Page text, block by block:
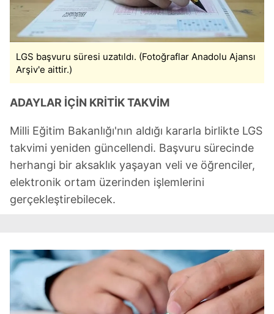
LGS başvuru süresi uzatıldı. (Fotoğraflar Anadolu Ajansı
Arşiv'e aittir.)
ADAYLAR İÇİN KRİTİK TAKVİM
Milli Eğitim Bakanlığı'nın aldığı kararla birlikte LGS
takvimi yeniden güncellendi. Başvuru sürecinde
herhangi bir aksaklık yaşayan veli ve öğrenciler,
elektronik ortam üzerinden işlemlerini
gerçekleştirebilecek.